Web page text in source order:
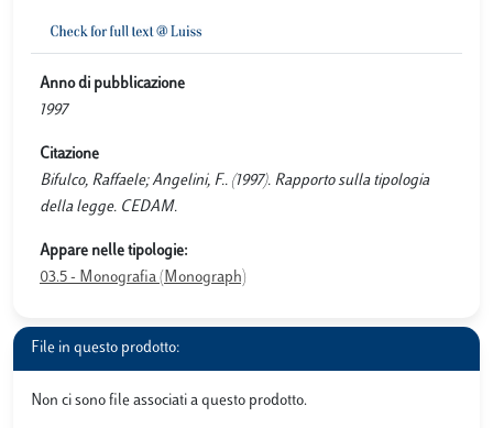
Anno di pubblicazione
1997
Citazione
Bifulco, Raffaele; Angelini, F.. (1997). Rapporto sulla tipologia
della legge. CEDAM.
Appare nelle tipologie:
03.5 - Monografia (Monograph)
File in questo prodotto:
Non ci sono file associati a questo prodotto.